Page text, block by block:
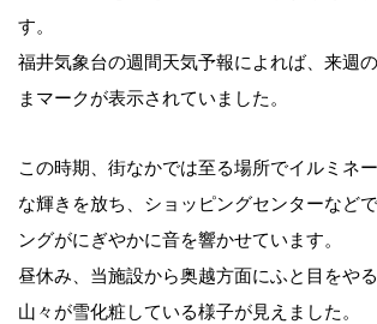
す。
福井気象台の週間天気予報によれば、来週
まマークが表示されていました。
この時期、街なかでは至る場所でイルミネ
な輝きを放ち、ショッピングセンターなど
ングがにぎやかに音を響かせています。
昼休み、当施設から奥越方面にふと目をや
山々が雪化粧している様子が見えました。